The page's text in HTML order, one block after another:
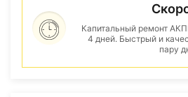
Капитальный ремонт
4 дней. Быстрый и
пару